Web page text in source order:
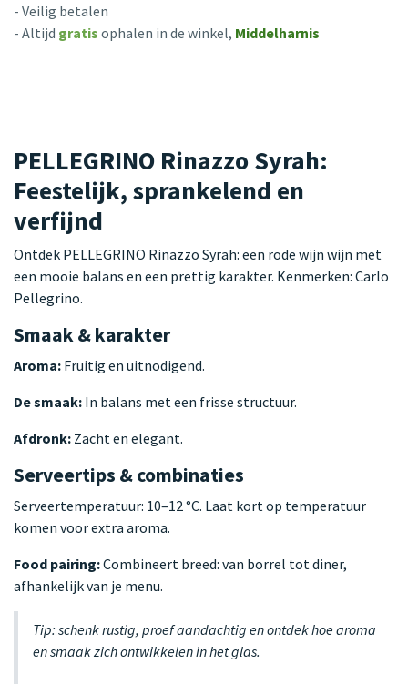
- Veilig betalen
- Altijd gratis ophalen in de winkel, Middelharnis
PELLEGRINO Rinazzo Syrah:
Feestelijk, sprankelend en
verfijnd
Ontdek PELLEGRINO Rinazzo Syrah: een rode wijn wijn met
een mooie balans en een prettig karakter. Kenmerken: Carlo
Pellegrino.
Smaak & karakter
Aroma: Fruitig en uitnodigend.
De smaak: In balans met een frisse structuur.
Afdronk: Zacht en elegant.
Serveertips & combinaties
Serveertemperatuur: 10–12 °C. Laat kort op temperatuur
komen voor extra aroma.
Food pairing:Combineert breed: van borrel tot diner,
afhankelijk van je menu.
Tip: schenk rustig, proef aandachtig en ontdek hoe aroma
en smaak zich ontwikkelen in het glas.